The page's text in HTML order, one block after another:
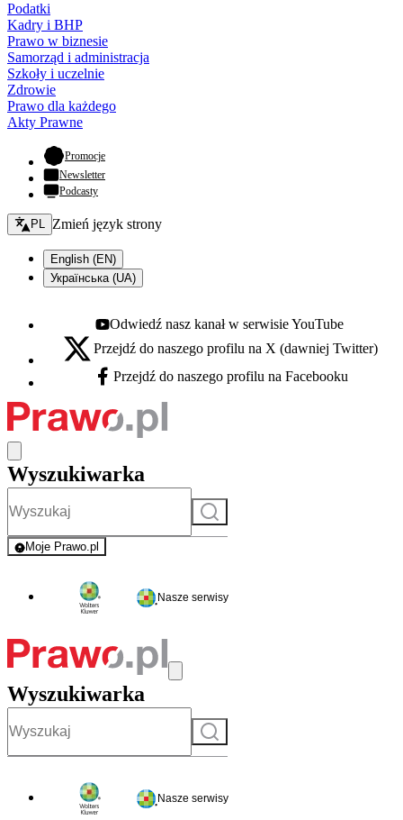
Podatki
Kadry i BHP
Prawo w biznesie
Samorząd i administracja
Szkoły i uczelnie
Zdrowie
Prawo dla każdego
Akty Prawne
Promocje- otwiera się w nowej karcie
Newsletter
Podcasty
Zmień język - bieżący:
PL Zmień język strony
English (EN)
Українська (UA)
Youtube - otwiera się w nowej karcie
Odwiedź nasz kanał w serwisie YouTube
X - otwiera się w nowej karcie
Przejdź do naszego profilu na X (dawniej Twitter)
Facebook - otwiera się w nowej karcie
Przejdź do naszego profilu na Facebooku
Wyszukiwarka
Szukaj
Moje Prawo.pl
- rejestracja i logowanie do serwisu
Nasze serwisy
Wyszukiwarka
Szukaj
Nasze serwisy